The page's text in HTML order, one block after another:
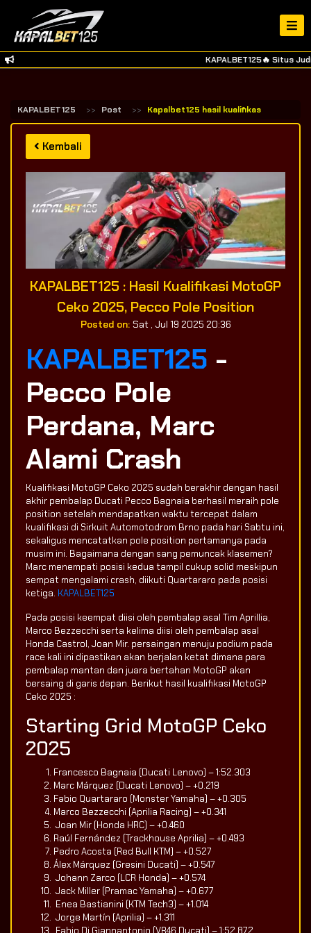
KAPALBET125🔥 Situs
KAPALBET125 Post Kapalbet125 hasil kualifikasi motogp
Kembali
KAPALBET125 : Hasil Kualifikasi MotoGP
Ceko 2025, Pecco Pole Position
Posted on: Sat , Jul 19 2025 20:36
KAPALBET125 -
Pecco Pole
Perdana, Marc
Alami Crash
Kualifikasi MotoGP Ceko 2025 sudah berakhir dengan hasil
akhir pembalap Ducati Pecco Bagnaia berhasil meraih pole
position setelah mendapatkan waktu tercepat dalam
kualifikasi di Sirkuit Automotodrom Brno pada hari Sabtu ini,
sekaligus mencatatkan pole position pertamanya pada
musim ini. Bagaimana dengan sang pemuncak klasemen?
Marc menempati posisi kedua tampil cukup solid meskipun
sempat mengalami crash, diikuti Quartararo pada posisi
ketiga. KAPALBET125
Pada posisi keempat diisi oleh pembalap asal Tim Aprillia,
Marco Bezzecchi serta kelima diisi oleh pembalap asal
Honda Castrol, Joan Mir. persaingan menuju podium pada
race kali ini dipastikan akan berjalan ketat dimana para
pembalap mantan dan juara bertahan MotoGP akan
bersaing di garis depan. Berikut hasil kualifikasi MotoGP
Ceko 2025 :
Starting Grid MotoGP Ceko
2025
Francesco Bagnaia (Ducati Lenovo) – 1:52.303
Marc Márquez (Ducati Lenovo) – +0.219
Fabio Quartararo (Monster Yamaha) – +0.305
Marco Bezzecchi (Aprilia Racing) – +0.341
Joan Mir (Honda HRC) – +0.460
Raúl Fernández (Trackhouse Aprilia) – +0.493
Pedro Acosta (Red Bull KTM) – +0.527
Álex Márquez (Gresini Ducati) – +0.547
Johann Zarco (LCR Honda) – +0.574
Jack Miller (Pramac Yamaha) – +0.677
Enea Bastianini (KTM Tech3) – +1.014
Jorge Martín (Aprilia) – +1.311